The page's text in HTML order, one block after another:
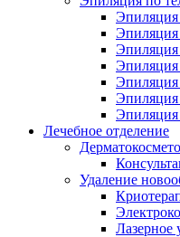
Эпиляция
Эпиляция
Эпиляция
Эпиляция
Лечебное отделение
Удаление
Лазерное